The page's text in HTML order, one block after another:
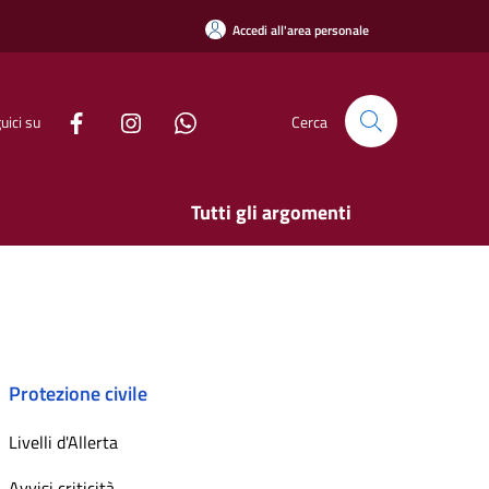
Accedi all'area personale
su Cerca
Tutti gli argomenti
Protezione civile
Livelli d'Allerta